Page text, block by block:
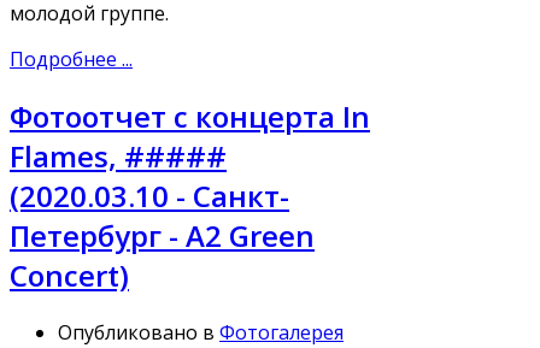
молодой группе.
Подробнее ...
Фотоотчет с концерта In
Flames, #####
(2020.03.10 - Санкт-
Петербург - A2 Green
Concert)
Опубликовано в Фотогалерея